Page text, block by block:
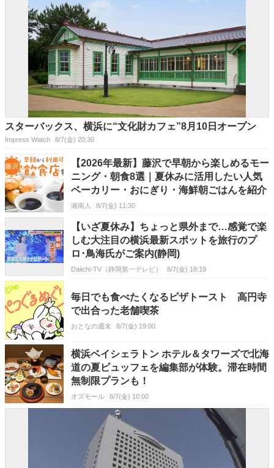
スターバックス、横浜に“文化財カフェ”8月10日オープン
Impress Watch 8/7(金) 20:30
【2026年最新】藤沢で早朝から楽しめるモー
ニング・朝食8選｜夏休みに活用したい人気
ベーカリー・おにぎり・海鮮朝ごはんを紹介
湘南人 8/7(金) 11:30
【いざ夏休み】ちょっと県外まで…感覚で楽
しむ大注目の横浜最新スポットを旅行のプ
ロ･鳥海氏がご案内(静岡)
Daiichi-TV（静岡第一テレビ） 8/7(金) 18:19
毎日でも食べたくなるピザトースト 高円寺
で出合った老舗喫茶
おとなの週末 8/7(金) 19:00
横浜ベイシェラトン ホテル＆タワーズで北海
道の夏ビュッフェを編集部が体験。滞在時間
無制限プランも！
オズモール 8/7(金) 10:00